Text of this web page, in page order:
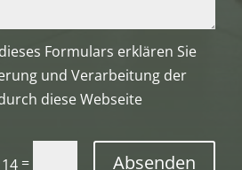
Formulars erklären Sie
und Verarbeitung der
diese Webseite
= Absenden